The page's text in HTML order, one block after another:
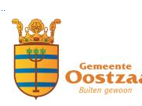
Ga naar de inhoud van deze
Ga naar het zoeken
Ga naar het menu